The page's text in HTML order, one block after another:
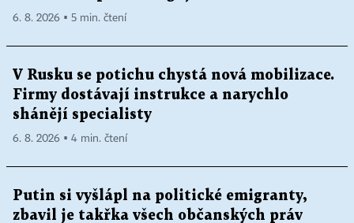
6. 8. 2026 ▪ 5 min. čtení
V Rusku se potichu chystá nová mobilizace.
Firmy dostávají instrukce a narychlo
shánějí specialisty
6. 8. 2026 ▪ 4 min. čtení
Putin si vyšlápl na politické emigranty,
zbavil je takřka všech občanských práv